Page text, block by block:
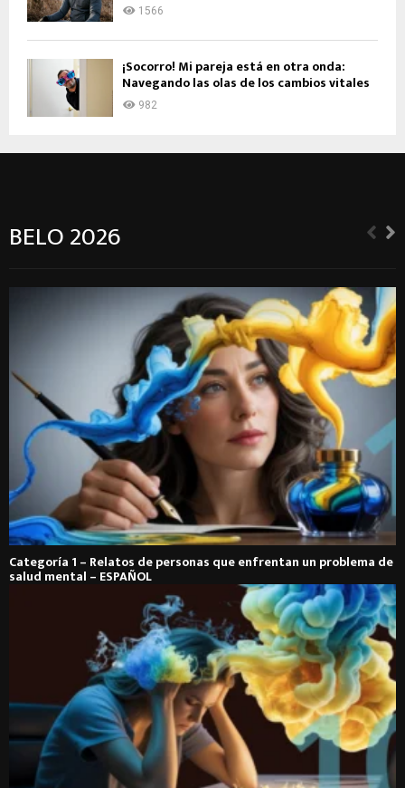
1566
¡Socorro! Mi pareja está en otra onda:
Navegando las olas de los cambios vitales
982
BELO 2026
Categoría 1 – Relatos de personas que enfrentan un problema de
salud mental – ESPAÑOL